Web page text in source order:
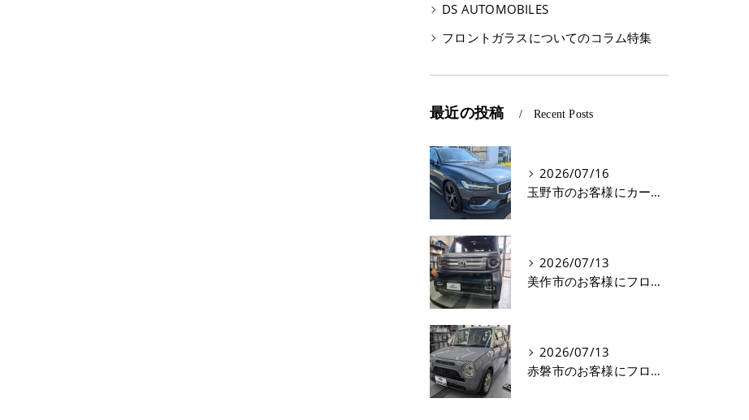
DS AUTOMOBILES
フロントガラスについてのコラム特集
最近の投稿 Recent Posts
2026/07/16
玉野市のお客様にカーフィルム(遮熱フィルム) V60【nexus株式会社】
2026/07/13
美作市のお客様にフロントガラス交換 N-VAN【nexus株式会社】
2026/07/13
赤磐市のお客様にフロントガラス飛び石修理 ラパン【nexus株式会社】